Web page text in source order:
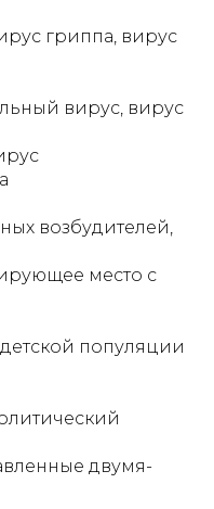
гриппа, вирус
вирус, вирус
возбудителей,
место с
популяции
двумя-